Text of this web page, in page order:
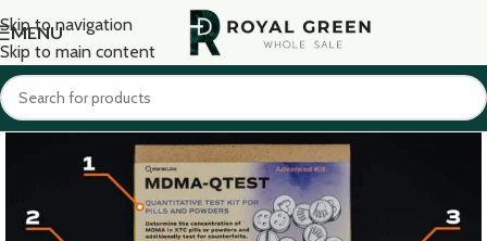
Skip to navigation
Skip to main content
MENU